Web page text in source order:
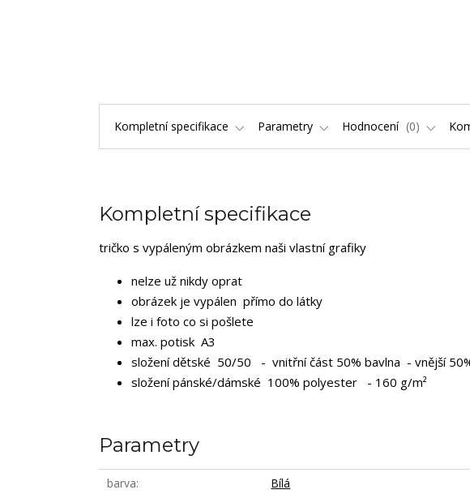
Kompletní specifikace Parametry Hodnocení 0
Kompletní specifikace
tričko s vypáleným obrázkem naši vlastní grafiky
nelze už nikdy oprat
obrázek je vypálen přímo do látky
lze i foto co si pošlete
max. potisk A3
složení dětské 50/50 - vnitřní část 50% bavlna - vnější
složení pánské/dámské 100% polyester - 160 g/m²
Parametry
barva
Bílá